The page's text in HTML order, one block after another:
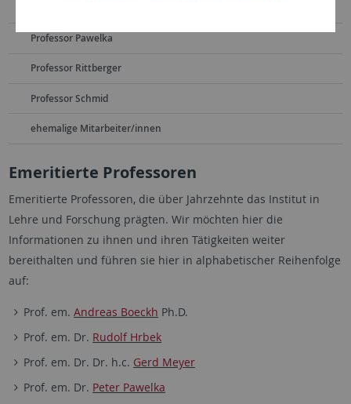
Professor Pawelka
Professor Rittberger
Professor Schmid
ehemalige Mitarbeiter/innen
Emeritierte Professoren
Emeritierte Professoren, die über Jahrzehnte das Institut in
Lehre und Forschung prägten. Wir möchten hier die
Informationen zu ihnen und ihren Tätigkeiten weiter
bereithalten und führen sie hier in alphabetischer Reihenfolge
auf:
Prof. em.Andreas Boeckh Ph.D.
Prof. em. Dr. Rudolf Hrbek
Prof. em. Dr. Dr. h.c. Gerd Meyer
Prof. em. Dr. Peter Pawelka